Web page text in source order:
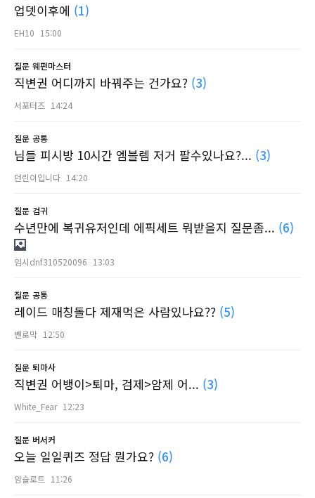
업뎃이후에 (1)
EH10 15:00
질문 웨펀마스터
직변권 어디까지 바꿔주는 건가요? (3)
서포터즈 14:24
질문 공통
님들 피시방 10시간 엠블렘 저거 팔수있나요?... (3)
던린이입니다 14:20
질문 검귀
수년만에 복귀유저인데 에픽세트 뭐받을지 질문좀... (6)
임시dnf310520096 13:03
질문 공통
레이드 매칭돌다 제재먹은 사람있나요?? (5)
벤로막 12:50
질문 퇴마사
직변권 어뱅이>퇴마, 검제>암제 어... (3)
White_Fear 12:23
질문 버서커
오늘 일일퀴즈 정답 뭔가요? (6)
암슬로트 11:26